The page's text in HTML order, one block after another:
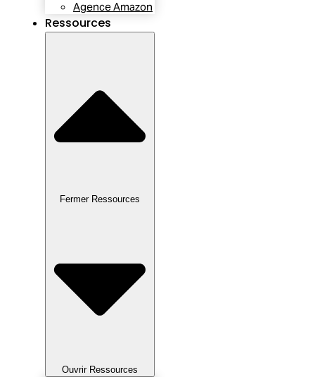
Agence Amazon
Ressources
Fermer Ressources
Ouvrir Ressources